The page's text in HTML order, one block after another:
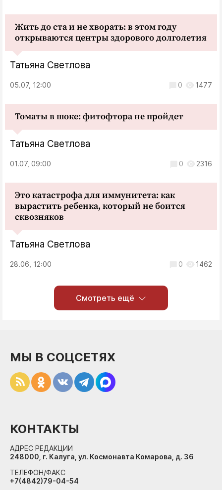
Жить до ста и не хворать: в этом году
открываются центры здорового долголетия
Татьяна Светлова
05.07, 12:00 0 1477
Томаты в шоке: фитофтора не пройдет
Татьяна Светлова
01.07, 09:00 0 2316
Это катастрофа для иммунитета: как
вырастить ребенка, который не боится
сквозняков
Татьяна Светлова
28.06, 12:00 0 1462
Смотреть ещё
МЫ В СОЦСЕТЯХ
КОНТАКТЫ
АДРЕС РЕДАКЦИИ
248000, г. Калуга, ул. Космонавта Комарова, д. 36
ТЕЛЕФОН/ФАКС
+7(4842)79-04-54